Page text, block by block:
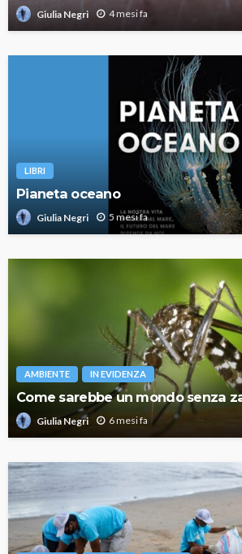
Giulia Negri 4 mesi fa
LIBRI
Pianeta oceano
Giulia Negri 5 mesi fa
AMBIENTE IN EVIDENZA
Come sarebbe un mondo senza
Giulia Negri 6 mesi fa